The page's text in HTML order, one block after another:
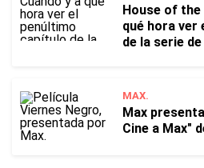
House of the
qué hora ver
de la serie
MAX.
Max
Cine a Max"